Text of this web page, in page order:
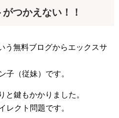
つかえない！！
う無料ブログからエックスサ
子（従妹）です。
と鍵もかかりました。
レクト問題です。